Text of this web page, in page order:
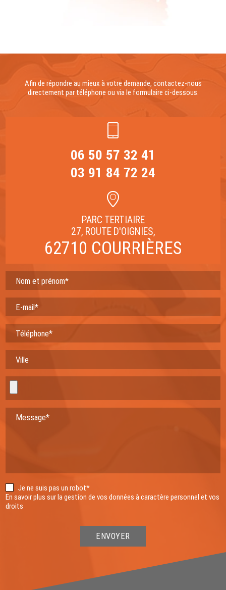
Afin de répondre au mieux à votre demande, contactez-nous
directement par téléphone ou via le formulaire ci-dessous.
06 50 57 32 41
03 91 84 72 24
PARC TERTIAIRE
27, ROUTE D'OIGNIES,
62710 COURRIÈRES
Nom et prénom*
E-mail*
Téléphone*
Ville
Message*
Je ne suis pas un robot*
En savoir plus sur la gestion de vos données à caractère personnel et vos
droits
ENVOYER